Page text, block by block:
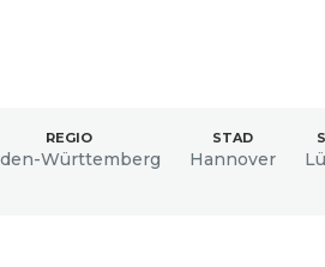
REGIO
Württemberg
STAD
Hannover